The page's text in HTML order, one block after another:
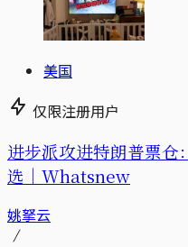
美国
仅限注册用户
进步派攻进特朗普票仓
选｜Whatsnew
姚拏云